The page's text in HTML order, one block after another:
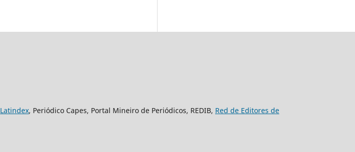
Latindex, Periódico Capes, Portal Mineiro de Periódicos, REDIB, Red de Editores de